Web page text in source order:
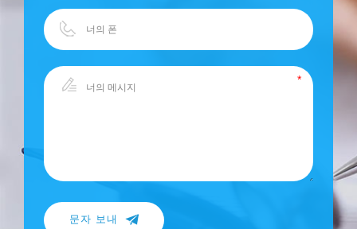
문자 보내